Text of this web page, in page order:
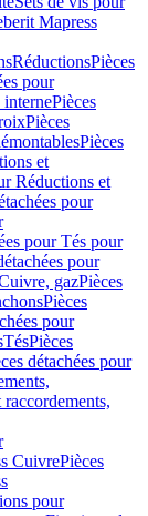
Mapress
RéductionsPièces
pour
Pièces
Pièces
Pièces
et
Réductions et
pour
pour Tés pour
pour
gazPièces
Pièces
pour
TésPièces
détachées pour
CuivrePièces
pour